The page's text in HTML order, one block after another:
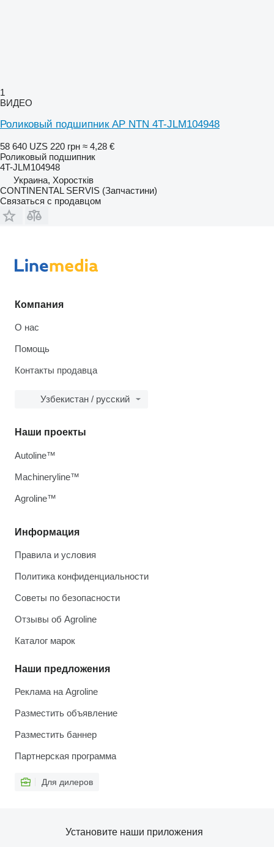
1
ВИДЕО
Роликовый подшипник AP NTN 4T-JLM104948
58 640 UZS 220 грн ≈ 4,28 €
Роликовый подшипник
4T-JLM104948
Украина, Хоростків
CONTINENTAL SERVIS (Запчастини)
Связаться с продавцом
Компания
О нас
Помощь
Контакты продавца
Узбекистан / русский
Информация
Правила и условия
Политика конфиденциальности
Советы по безопасности
Отзывы об Agroline
Каталог марок
Наши предложения
Реклама на Agroline
Разместить объявление
Разместить баннер
Партнерская программа
Для дилеров
Наши проекты
Autoline™
Machineryline™
Agroline™
Установите наши приложения